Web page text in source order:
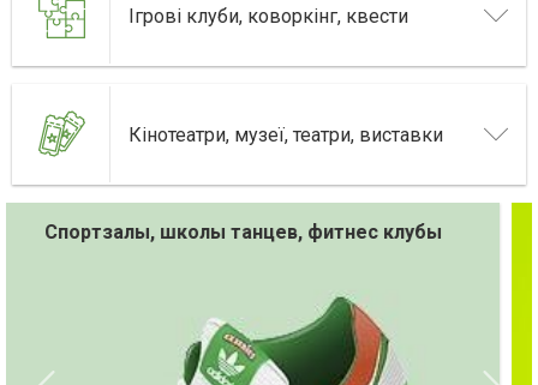
Ігрові клуби, коворкінг, квести
Кінотеатри, музеї, театри, виставки
Турагентства и турфирмы